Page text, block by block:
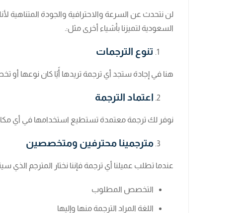
لن نتحدث عن السرعة والاحترافية والجودة المتناهية
السعودية لتميزنا بأشياء أخرى مثل:.
تنوع الترجمات
هنا في إجادة ستجد أي ترجمة تريدها أًيًا كان نوعها أو
اعتماد الترجمة
نوفر لك ترجمة معتمدة تستطيع استخدامها في أي
مترجمينا محترفين ومتخصصين
عندما تطلب عميلنا أي ترجمة فإننا نختار المترجم
التخصص المطلوب
اللغة المراد الترجمة منها وإليها